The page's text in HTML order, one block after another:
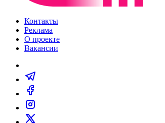
Контакты
Реклама
О проекте
Вакансии